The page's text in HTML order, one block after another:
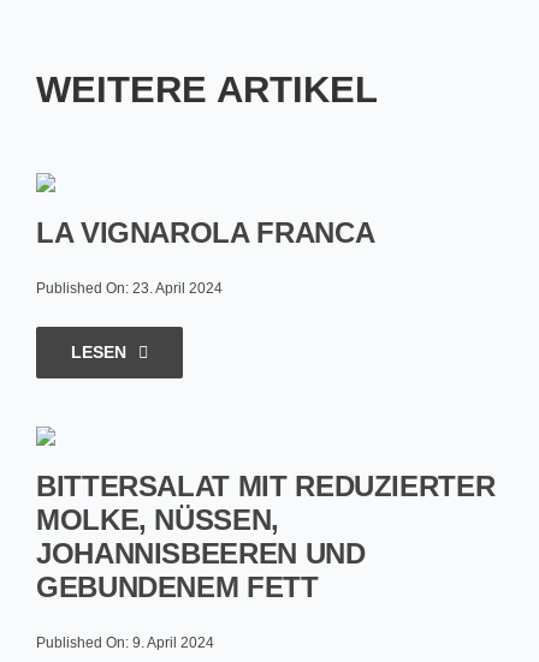
WEITERE ARTIKEL
LA VIGNAROLA FRANCA
Published On: 23. April 2024
LESEN
BITTERSALAT MIT REDUZIERTER
MOLKE, NÜSSEN,
JOHANNISBEEREN UND
GEBUNDENEM FETT
Published On: 9. April 2024